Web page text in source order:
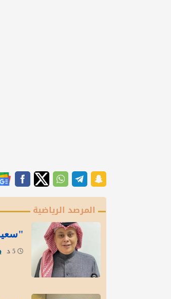
المرصد الرياضية